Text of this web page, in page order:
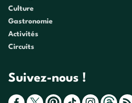
Culture
Gastronomie
Activités
Circuits
Suivez-nous !